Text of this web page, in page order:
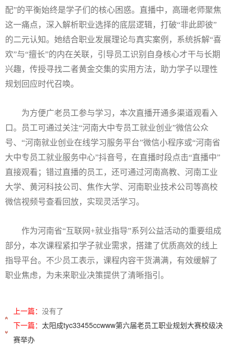
配”的平衡始终是学子们的核心困惑。直播中，高珊老师聚焦
这一痛点，深入解析职业选择的底层逻辑，打破“非此即彼”
的二元认知。她结合职业发展理论与真实案例，系统拆解“喜
欢”与“擅长”的内在关联，引导员工识别自身核心才干与长期
兴趣，传授寻找二者黄金交集的实用方法，助力学子以理性
规划回应时代召唤。
为方便广老员工参与学习，本次直播开通多渠道观看入
口。员工可通过关注“河南大中专员工就业创业”微信公众
号、“河南就业创业在线学习服务平台”微信小程序或“河南省
大中专员工就业服务中心”抖音号，在直播时段点击“直播中”
直接观看；错过直播的员工，还可通过河南高教、河南工业
大学、黄河科技公司、焦作大学、河南职业技术公司等高校
微信视频号查看回放，实现灵活学习。
作为河南省“互联网+就业指导”系列公益活动的重要组成
部分，本次课程紧扣学子就业需求，搭建了优质高效的线上
指导平台。不少员工表示，课程内容干货满满，有效缓解了
职业焦虑，为未来职业决策提供了清晰指引 。
上一篇： 没有了
下一篇： 太阳成tyc33455ccwww第六届老员工职业规划大赛校级决
赛举办